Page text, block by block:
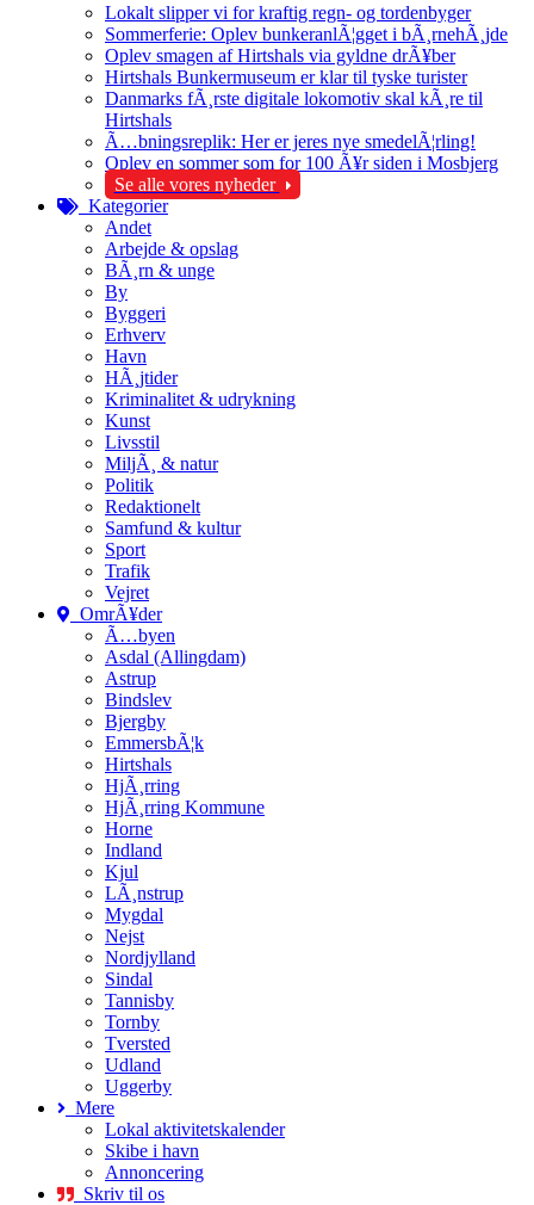
Lokalt slipper vi for kraftig regn- og tordenbyger
Sommerferie: Oplev bunkeranlÃ¦gget i bÃ¸rnehÃ¸jde
Oplev smagen af Hirtshals via gyldne drÃ¥ber
Hirtshals Bunkermuseum er klar til tyske turister
Danmarks fÃ¸rste digitale lokomotiv skal kÃ¸re til
Hirtshals
Ã…bningsreplik: Her er jeres nye smedelÃ¦rling!
Oplev en sommer som for 100 Ã¥r siden i Mosbjerg
Se alle vores nyheder
Kategorier
Andet
Arbejde & opslag
BÃ¸rn & unge
By
Byggeri
Erhverv
Havn
HÃ¸jtider
Kriminalitet & udrykning
Kunst
Livsstil
MiljÃ¸ & natur
Politik
Redaktionelt
Samfund & kultur
Sport
Trafik
Vejret
OmrÃ¥der
Ã…byen
Asdal (Allingdam)
Astrup
Bindslev
Bjergby
EmmersbÃ¦k
Hirtshals
HjÃ¸rring
HjÃ¸rring Kommune
Horne
Indland
Kjul
LÃ¸nstrup
Mygdal
Nejst
Nordjylland
Sindal
Tannisby
Tornby
Tversted
Udland
Uggerby
Mere
Lokal aktivitetskalender
Skibe i havn
Annoncering
Skriv til os